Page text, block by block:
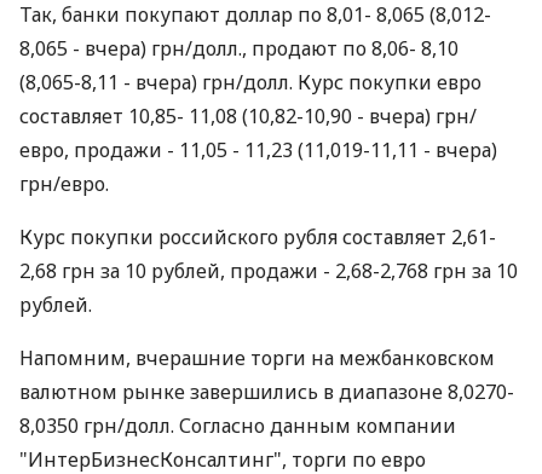
Так, банки покупают доллар по 8,01- 8,065 (8,012-
8,065 - вчера) грн/долл., продают по 8,06- 8,10
(8,065-8,11 - вчера) грн/долл. Курс покупки евро
составляет 10,85- 11,08 (10,82-10,90 - вчера) грн/
евро, продажи - 11,05 - 11,23 (11,019-11,11 - вчера)
грн/евро.
Курс покупки российского рубля составляет 2,61-
2,68 грн за 10 рублей, продажи - 2,68-2,768 грн за 10
рублей.
Напомним, вчерашние торги на межбанковском
валютном рынке завершились в диапазоне 8,0270-
8,0350 грн/долл. Согласно данным компании
"ИнтерБизнесКонсалтинг", торги по евро